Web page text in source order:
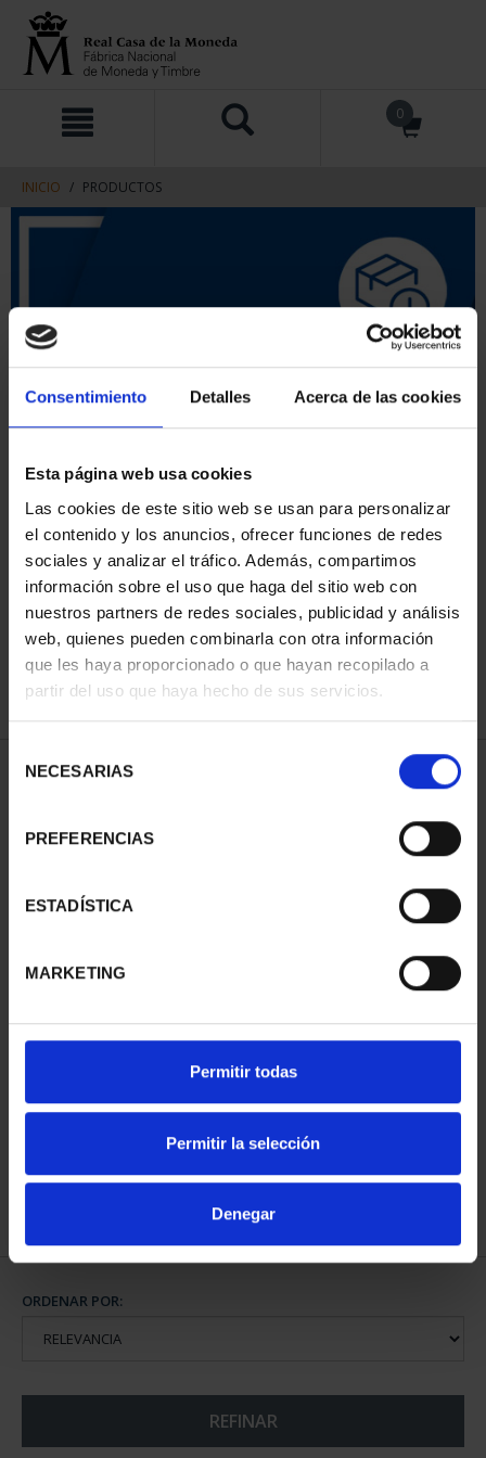
Consentimiento Detalles Acerca de las cookies
Esta página web usa cookies
Las cookies de este sitio web se usan para personalizar
el contenido y los anuncios, ofrecer funciones de redes
sociales y analizar el tráfico. Además, compartimos
información sobre el uso que haga del sitio web con
nuestros partners de redes sociales, publicidad y análisis
web, quienes pueden combinarla con otra información
que les haya proporcionado o que hayan recopilado a
partir del uso que haya hecho de sus servicios.
NECESARIAS
PREFERENCIAS
ESTADÍSTICA
MARKETING
Permitir todas
Permitir la selección
Denegar
contenido
navegacin
0
INICIO PRODUCTOS
ORDENAR POR:
REFINAR
2 Productos encontrados
CIUDADES PATRIMONIO
73,00 €
SUSCRIPCIÓN CIUDADES
PATRIMONIO DE LA
HU...
1.095,00 €
registrados
ORDENAR POR:
REFINAR